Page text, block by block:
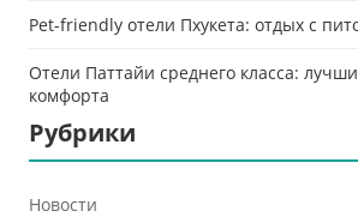
Pet-friendly отели Пхукета: отдых с
Отели Паттайи среднего класса:
комфорта
Рубрики
Новости